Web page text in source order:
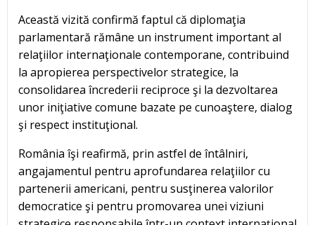
Această vizită confirmă faptul că diplomaţia
parlamentară rămâne un instrument important al
relaţiilor internaţionale contemporane, contribuind
la apropierea perspectivelor strategice, la
consolidarea încrederii reciproce şi la dezvoltarea
unor iniţiative comune bazate pe cunoaştere, dialog
şi respect instituţional.
România îşi reafirmă, prin astfel de întâlniri,
angajamentul pentru aprofundarea relaţiilor cu
partenerii americani, pentru susţinerea valorilor
democratice şi pentru promovarea unei viziuni